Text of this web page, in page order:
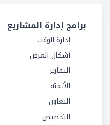
برامج إدارة المشاريع
إدارة الوقت
أشكال العرض
التقارير
الأتمتة
التعاون
التخصيص